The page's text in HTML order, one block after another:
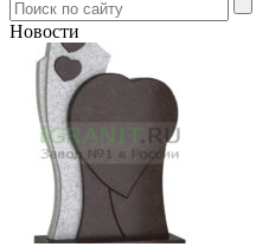
Новости